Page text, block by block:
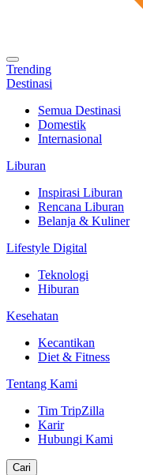
Trending
Destinasi
Semua Destinasi
Domestik
Internasional
Liburan
Inspirasi Liburan
Rencana Liburan
Belanja & Kuliner
Lifestyle Digital
Teknologi
Hiburan
Kesehatan
Kecantikan
Diet & Fitness
Tentang Kami
Tim TripZilla
Karir
Hubungi Kami
Cari